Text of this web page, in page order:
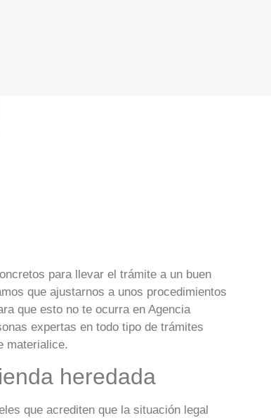
para llevar el trámite a un buen
que ajustarnos a unos procedimientos
que esto no te ocurra en Agencia
expertas en todo tipo de trámites
materialice.
heredada
que acrediten que la situación legal